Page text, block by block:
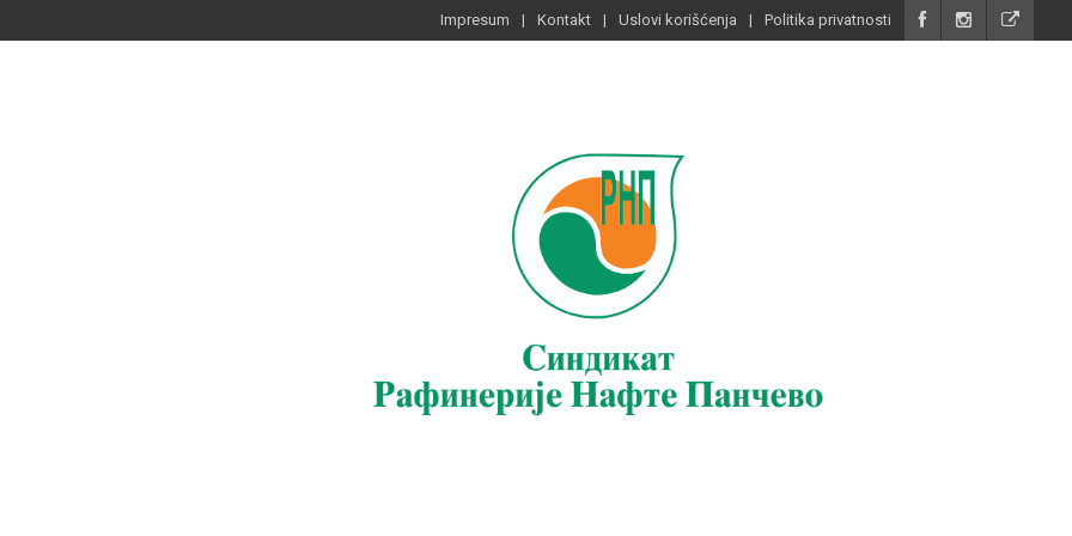
Impresum Kontakt Uslovi korišćenja Politika privatnosti